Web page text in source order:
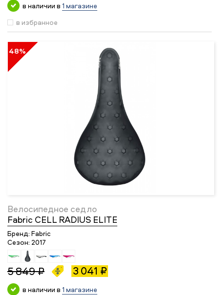
в наличии в 1 магазине
в избранное
48%
Велосипедное седло
Fabric CELL RADIUS ELITE
Бренд: Fabric
Сезон: 2017
5 849 ₽ 3 041 ₽
в наличии в 1 магазине